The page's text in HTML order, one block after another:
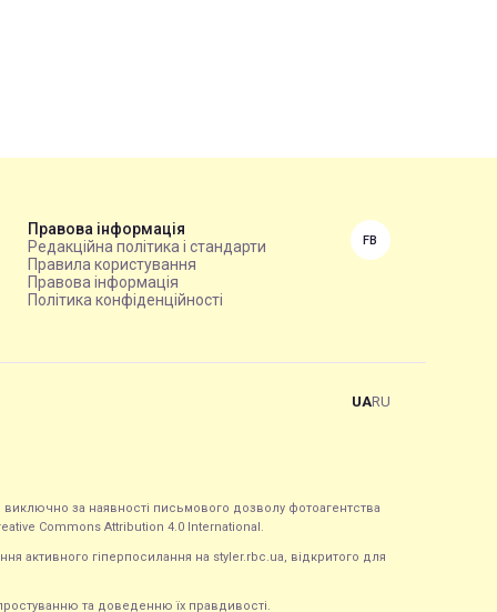
Правова інформація
Редакційна політика і стандарти
Правила користування
Правова інформація
Політика конфіденційності
FB
UARU
виключно за наявності письмового дозволу фотоагентства
Commons Attribution 4.0 International.
активного гіперпосилання на styler.rbc.ua, відкритого для
та доведенню їх правдивості.